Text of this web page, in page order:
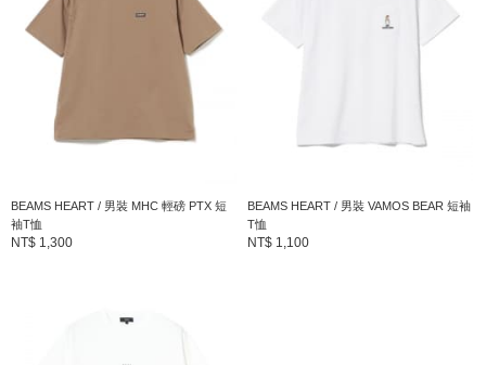
BEAMS HEART / 男裝 MHC 輕磅 PTX 短
袖T恤
NT$ 1,300
BEAMS HEART / 男裝 VAMOS BEAR 短袖
T恤
NT$ 1,100